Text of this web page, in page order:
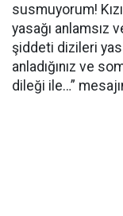
susmuyorum!
yasağı anlamsız
şiddeti dizileri
anladığınız ve
dileği ile…”